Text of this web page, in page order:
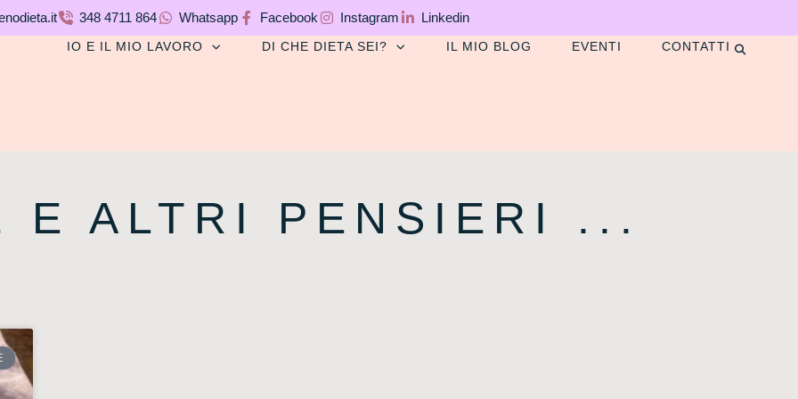
348 4711 864 Whatsapp Facebook Instagram Linkedin
IO E IL MIO LAVORO DI CHE DIETA SEI? IL MIO BLOG EVENTI CONTATTI
E ALTRI PENSIERI ...